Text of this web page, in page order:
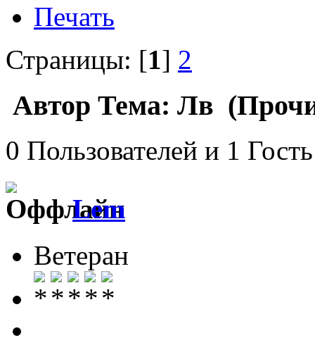
Печать
Страницы: [1] 2
Автор Тема: Лв
0 Пользователей и 1
Lem
Ветеран